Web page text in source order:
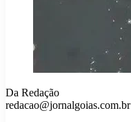
Da Redação
redacao@jornalgoias.com.br